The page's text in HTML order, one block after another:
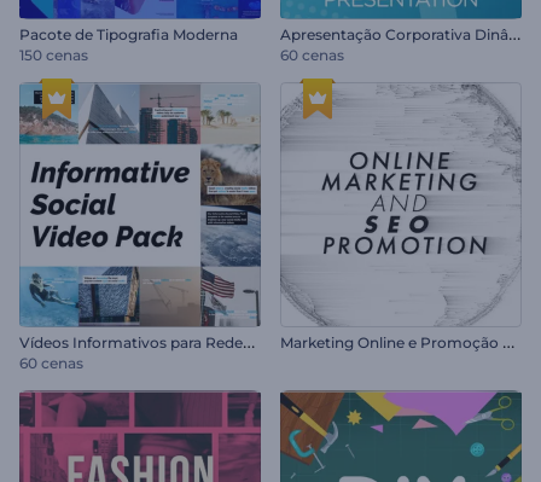
Pacote de Tipografia Moderna
150 cenas
A
presentação Corporativa Dinâmica
60 cenas
V
ídeos Informativos para Redes Sociais
60 cenas
M
arketing Online e Promoção SEO